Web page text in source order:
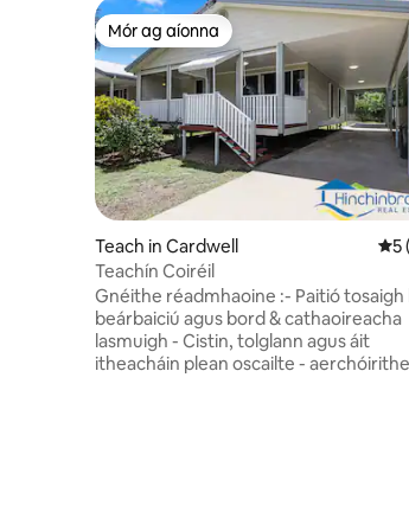
Mór ag aíonna
Mór ag aíonna
Teach in Cardwell
5
Teachín Coiréil
Gnéithe réadmhaoine :- Paitió tosaigh
beárbaiciú agus bord & cathaoireacha
lasmuigh - Cistin, tolglann agus áit
itheacháin plean oscailte - aerchóirithe -